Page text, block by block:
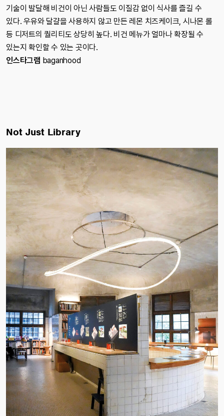
기술이 발달해 비건이 아닌 사람들도 이질감 없이 식사를 즐길 수
있다. 우유와 달걀을 사용하지 않고 만든 레몬 치즈케이크, 시나몬 롤
등 디저트의 퀄리티도 상당히 높다. 비건 메뉴가 얼마나 확장될 수
있는지 확인할 수 있는 곳이다.
인스타그램 baganhood
Not Just Library